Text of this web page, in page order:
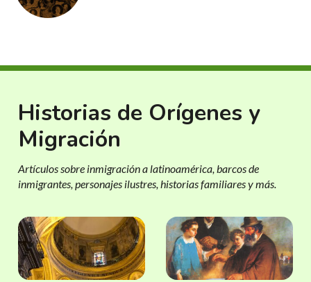
Historias de Orígenes y
Migración
Artículos sobre inmigración a latinoamérica, barcos de
inmigrantes, personajes ilustres, historias familiares y más.